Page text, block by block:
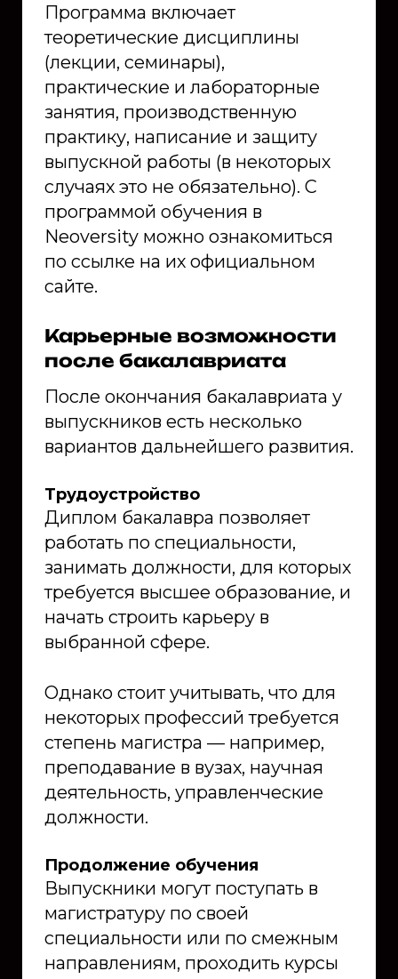
Программа включает
теоретические дисциплины
(лекции, семинары),
практические и лабораторные
занятия, производственную
практику, написание и защиту
выпускной работы (в некоторых
случаях это не обязательно). С
программой обучения в
Neoversity можно ознакомиться
по ссылке на их официальном
сайте.
Карьерные возможности
после бакалавриата
После окончания бакалавриата у
выпускников есть несколько
вариантов дальнейшего развития.
Трудоустройство
Диплом бакалавра позволяет
работать по специальности,
занимать должности, для которых
требуется высшее образование, и
начать строить карьеру в
выбранной сфере.
Однако стоит учитывать, что для
некоторых профессий требуется
степень магистра — например,
преподавание в вузах, научная
деятельность, управленческие
должности.
Продолжение обучения
Выпускники могут поступать в
магистратуру по своей
специальности или по смежным
направлениям, проходить курсы